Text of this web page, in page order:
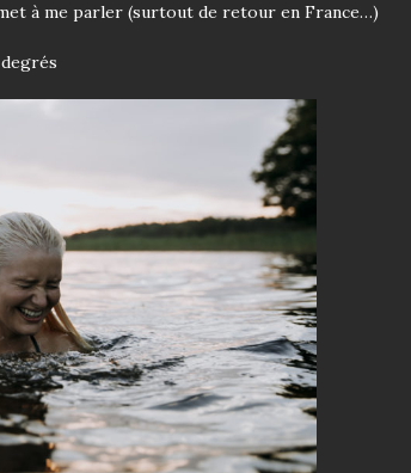
à me parler (surtout de retour en France…)